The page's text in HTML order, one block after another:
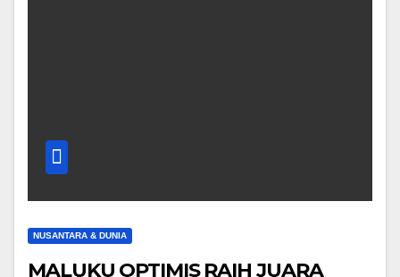
NUSANTARA & DUNIA
MALUKU OPTIMIS RAIH JUARA